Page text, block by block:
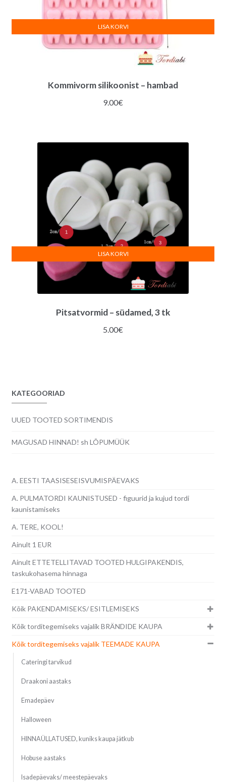
Kommivorm silikoonist – hambad
9.00€
LISA KORVI
Pitsatvormid – südamed, 3 tk
5.00€
LISA KORVI
KATEGOORIAD
UUED TOOTED SORTIMENDIS
MAGUSAD HINNAD! sh LÕPUMÜÜK
A. EESTI TAASISESEISVUMISPÄEVAKS
A. PULMATORDI KAUNISTUSED - figuurid ja kujud tordi
kaunistamiseks
A. TERE, KOOL!
Ainult 1 EUR
Ainult ETTETELLITAVAD TOOTED HULGIPAKENDIS,
taskukohasema hinnaga
E171-VABAD TOOTED
Kõik PAKENDAMISEKS/ ESITLEMISEKS
Kõik torditegemiseks vajalik BRÄNDIDE KAUPA
Kõik torditegemiseks vajalik TEEMADE KAUPA
Cateringi tarvikud
Draakoni aastaks
Emadepäev
Halloween
HINNAÜLLATUSED, kuniks kaupa jätkub
Hobuse aastaks
Isadepäevaks/ meestepäevaks